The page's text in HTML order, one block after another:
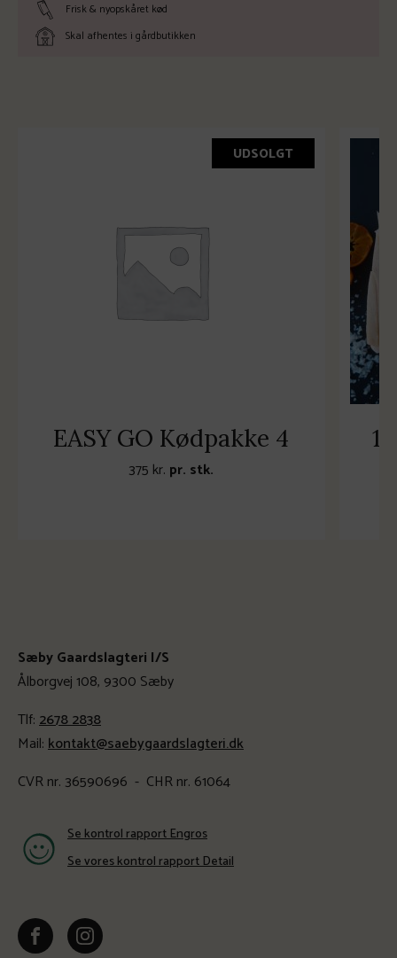
Frisk & nyopskåret kød
Skal afhentes i gårdbutikken
UDSOLGT
EASY GO Kødpakke 4
375 kr. pr. stk.
Sæby Gaardslagteri I/S
Ålborgvej 108, 9300 Sæby
Tlf:2678 2838
Mail:kontakt@saebygaardslagteri.dk
CVR nr. 36590696 - CHR nr. 61064
Se kontrol rapport Engros
Se vores kontrol rapport Detail